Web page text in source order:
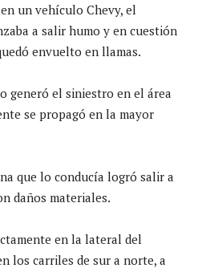
un vehículo Chevy, el
a salir humo y en cuestión
envuelto en llamas.
generó el siniestro en el área
se propagó en la mayor
que lo conducía logró salir a
daños materiales.
en la lateral del
los carriles de sur a norte, a